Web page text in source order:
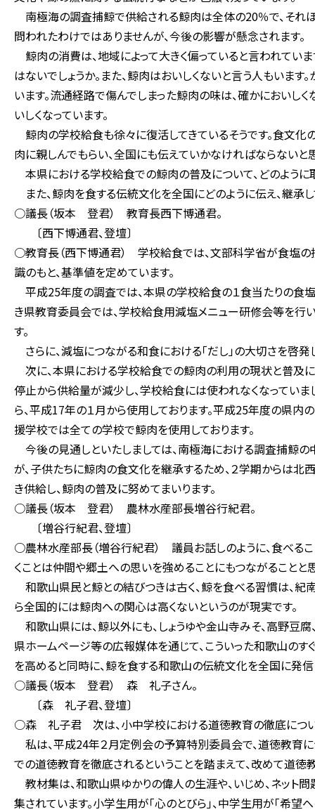
南極海の調査捕鯨で供給される鯨肉は全体の20％で、それ
問われたわけではありませんが、今後の影響が懸念されます。
鯨肉の消費は、地域によって大きく偏っていると言われてい
はないでしょうか。また、鯨肉はおいしくないと言う人もいま
います。流通経路で傷んでしまった鯨肉の味は、確かにおいし
いしくなっています。
鯨肉の学校給食も徐々に復活してきているそうです。食文
肉に親しんでもらい、全国にも伝えていかなければならないと
本県における学校給食での鯨肉の普及について、どのように
また、鯨肉を食する伝統文化を全国にどのように伝え、継承
○議長（坂本 登君） 教育長西下博通君。
〔西下博通君、登壇〕
○教育長（西下博通君） 学校給食では、文部科学省が食塩の
識のもと、基準値を定めています。
平成25年度の調査では、本県の学校給食の１食当たりの食
き県教育委員会では、学校給食用減塩メニュー研修会等を行
す。
さらに、減塩につながる和食における「だし」の大切さを啓
次に、本県における学校給食での鯨肉の利用の現状と普及
停止から供給量が減少し、学校給食には使われなくなってい
ら、平成17年の１月から使用しております。平成25年度の県
援学校では全ての学校で鯨肉を使用しております。
今後の見通しといたしましては、南極海における調査捕鯨
が、子供たちに鯨肉の食文化を継承するため、２学期からは
き供給し、鯨肉の普及に努めてまいります。
○議長（坂本 登君） 農林水産部長増谷行紀君。
〔増谷行紀君、登壇〕
○農林水産部長（増谷行紀君） 議員お話しのように、食べる
くことは仲間や郷土への思いを強めることにもつながることと
和歌山県民と鯨との結びつきは古く、鯨を食べる習慣は、
ら全国的には鯨肉への関心は高くないというのが現実です。
和歌山県には、鯨以外にも、しょうゆや金山寺みそ、高野豆
県ホームページ等の広報媒体を通じて、こういった和歌山の
を高めると同時に、鯨を食する和歌山の伝統文化を全国に発信
○議長（坂本 登君） 森 礼子さん。
〔森 礼子君、登壇〕
○森 礼子君 次は、小中学校における道徳教育の徹底につい
私は、平成24年２月定例会の予算特別委員会で、道徳教育
での道徳教育を徹底されるということを踏まえて、改めて道徳
教材集は、和歌山県ゆかりの偉人の生涯や、いじめ、ネッ
集されています。小学生用が「心のとびら」、中学生用が「希望